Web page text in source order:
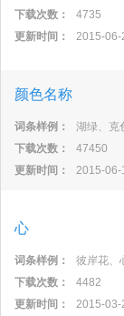
下载次数：
4735
更新时间：
2015-06-
颜色名称
词条样例：
湖绿、克
下载次数：
47450
更新时间：
2015-06-
心
词条样例：
彼岸花、
下载次数：
4482
更新时间：
2015-03-